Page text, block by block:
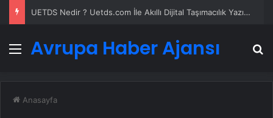
UETDS Nedir ? Uetds.com İle Akıllı Dijital Taşımacılık Yazılımı
Menü
Avrupa Haber Ajansı
Anasayfa